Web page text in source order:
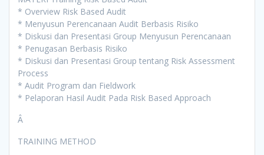
* Overview Risk Based Audit
* Menyusun Perencanaan Audit Berbasis Risiko
* Diskusi dan Presentasi Group Menyusun Perencanaan
* Penugasan Berbasis Risiko
* Diskusi dan Presentasi Group tentang Risk Assessment
Process
* Audit Program dan Fieldwork
* Pelaporan Hasil Audit Pada Risk Based Approach
Â
TRAINING METHOD